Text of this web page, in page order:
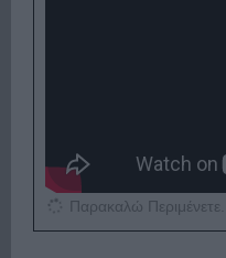
Παρακαλώ Περιμένετε...